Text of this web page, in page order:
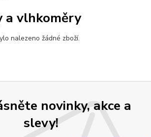
a vlhkoměry
nalezeno žádné zboží.
novinky, akce a
slevy!